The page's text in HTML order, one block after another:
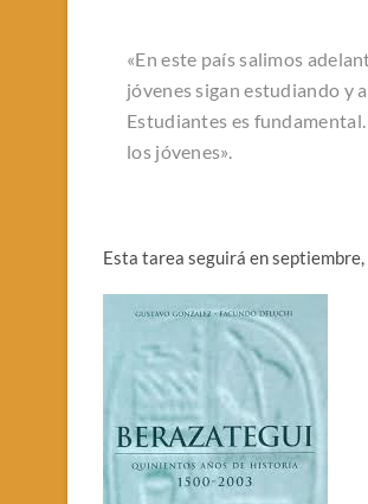
«En este país salimos
jóvenes sigan estudiando y
Estudiantes es
los jóvenes».
Esta tarea seguirá en